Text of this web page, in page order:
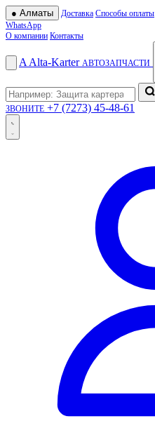
● Алматы Доставка Способы оплаты
WhatsApp
О компании Контакты
A Alta-Karter АВТОЗАПЧАСТИ
ЗВОНИТЕ +7 (7273) 45-48-61